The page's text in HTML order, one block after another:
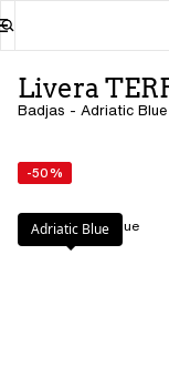
Livera
Badjas - Adriatic Blue
-50%
Kleur: Adriatic Blue
Adriatic Blue